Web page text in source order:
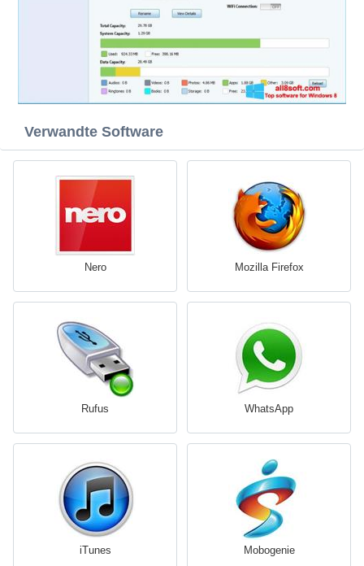
Verwandte Software
Nero Mozilla Firefox
Rufus WhatsApp
iTunes Mobogenie